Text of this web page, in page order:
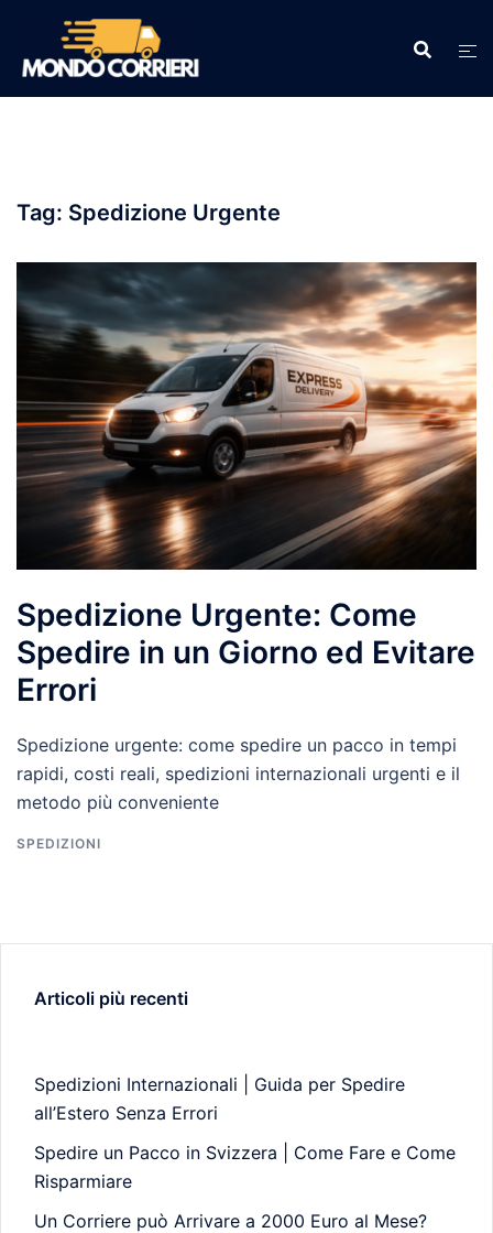
contenuto
Tag: Spedizione Urgente
Spedizione Urgente: Come
Spedire in un Giorno ed Evitare
Errori
Spedizione urgente: come spedire un pacco in tempi
rapidi, costi reali, spedizioni internazionali urgenti e il
metodo più conveniente
SPEDIZIONI
Articoli più recenti
Spedizioni Internazionali | Guida per Spedire
all’Estero Senza Errori
Spedire un Pacco in Svizzera | Come Fare e Come
Risparmiare
Un Corriere può Arrivare a 2000 Euro al Mese?